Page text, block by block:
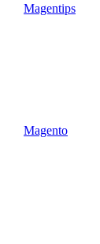
Magentips
Magento